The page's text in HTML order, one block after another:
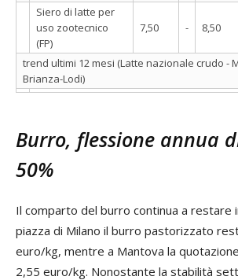
Siero di latte per
uso zootecnico
(FP)
7,50 - 8,50
trend ultimi 12 mesi (Latte nazionale crudo -
Brianza-Lodi)
Burro, flessione annua
50%
Il comparto del burro continua a restare
piazza di Milano il burro pastorizzato
euro/kg, mentre a Mantova la
2,55 euro/kg. Nonostante la stabilità